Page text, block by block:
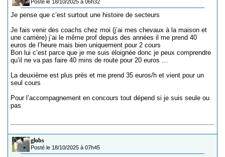
Posté le 18/10/2025 à 06h32
Je pense que c’est surtout une histoire de secteurs
Je fais venir des coachs chez moi (j’ai mes chevaux à la maison et
une carrière) j’ai le même prof depuis des années il me prend 40
euros de l’heure mais bien uniquement pour 2 cours
Bon lui c’est parce que je me suis éloignée donc je peux comprendre
qu’il ne va pas faire 40 mins de route pour 20 euros …
La deuxième est plus près et me prend 35 euros/h et vient pour un
seul cours
Pour l’accompagnement en concours tout dépend si je suis seule ou
pas
globs
Posté le 18/10/2025 à 07h45